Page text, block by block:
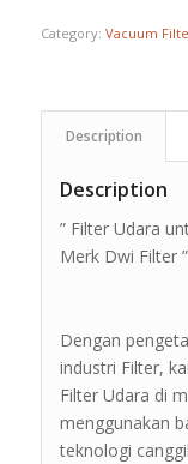
Category: Vacuum
Description
Description
” Filter Udara
Merk Dwi Filter ”
Dengan
industri Filter,
Filter Udara di
menggunakan
teknologi